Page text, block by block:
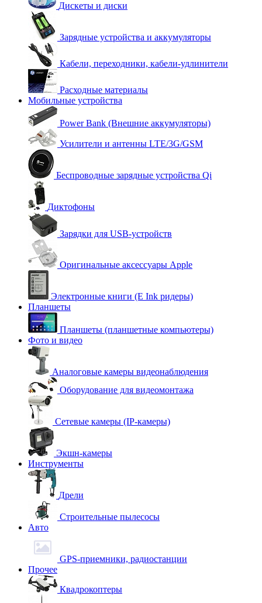
Дискеты и диски
Зарядные устройства и аккумуляторы
Кабели, переходники, кабели-удлинители
Расходные материалы
Мобильные устройства
Power Bank (Внешние аккумуляторы)
Усилители и антенны LTE/3G/GSM
Беспроводные зарядные устройства Qi
Диктофоны
Зарядки для USB-устройств
Оригинальные аксессуары Apple
Электронные книги (E Ink ридеры)
Планшеты
Планшеты (планшетные компьютеры)
Фото и видео
Аналоговые камеры видеонаблюдения
Оборудование для видеомонтажа
Сетевые камеры (IP-камеры)
Экшн-камеры
Инструменты
Дрели
Строительные пылесосы
Авто
GPS-приемники, радиостанции
Прочее
Квадрокоптеры